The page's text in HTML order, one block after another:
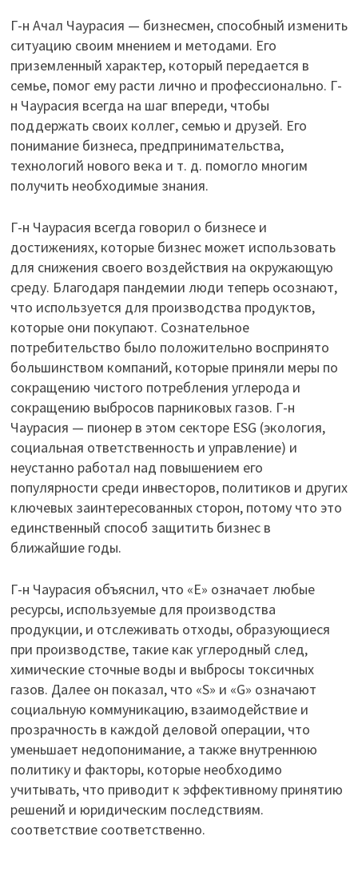
Г-н Ачал Чаурасия — бизнесмен, способный изменить
ситуацию своим мнением и методами. Его
приземленный характер, который передается в
семье, помог ему расти лично и профессионально. Г-
н Чаурасия всегда на шаг впереди, чтобы
поддержать своих коллег, семью и друзей. Его
понимание бизнеса, предпринимательства,
технологий нового века и т. д. помогло многим
получить необходимые знания.
Г-н Чаурасия всегда говорил о бизнесе и
достижениях, которые бизнес может использовать
для снижения своего воздействия на окружающую
среду. Благодаря пандемии люди теперь осознают,
что используется для производства продуктов,
которые они покупают. Сознательное
потребительство было положительно воспринято
большинством компаний, которые приняли меры по
сокращению чистого потребления углерода и
сокращению выбросов парниковых газов. Г-н
Чаурасия — пионер в этом секторе ESG (экология,
социальная ответственность и управление) и
неустанно работал над повышением его
популярности среди инвесторов, политиков и других
ключевых заинтересованных сторон, потому что это
единственный способ защитить бизнес в
ближайшие годы.
Г-н Чаурасия объяснил, что «E» означает любые
ресурсы, используемые для производства
продукции, и отслеживать отходы, образующиеся
при производстве, такие как углеродный след,
химические сточные воды и выбросы токсичных
газов. Далее он показал, что «S» и «G» означают
социальную коммуникацию, взаимодействие и
прозрачность в каждой деловой операции, что
уменьшает недопонимание, а также внутреннюю
политику и факторы, которые необходимо
учитывать, что приводит к эффективному принятию
решений и юридическим последствиям.
соответствие соответственно.